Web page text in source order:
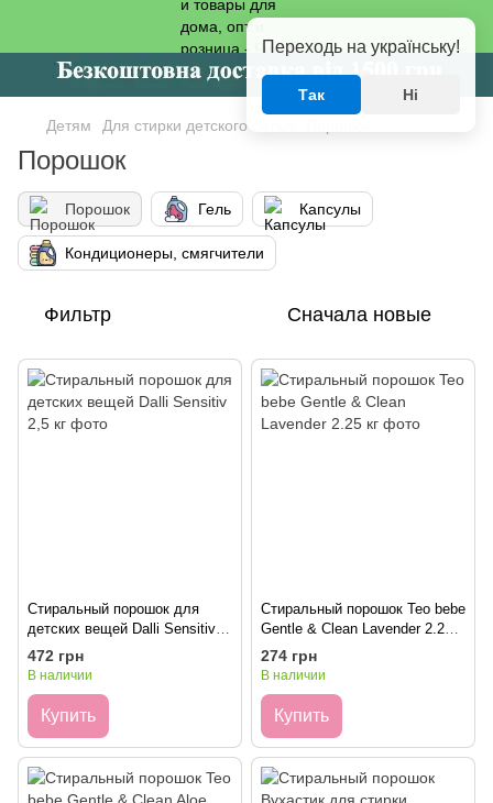
Детям Для стирки детского белья
Порошок
Порошок Гель Капсулы
Кондиционеры, смягчители
Фильтр Сначала новые
Стиральный порошок для
детских вещей Dalli Sensitiv
2,5 кг
472 грн
В наличии
Купить
Стиральный порошок Teo bebe
Gentle & Clean Lavender 2.25
кг
274 грн
В наличии
Купить
Переходь на українську!
Так Ні